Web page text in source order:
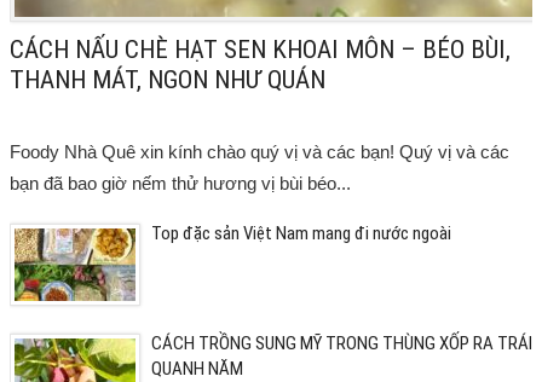
CÁCH NẤU CHÈ HẠT SEN KHOAI MÔN – BÉO BÙI,
THANH MÁT, NGON NHƯ QUÁN
Foody Nhà Quê xin kính chào quý vị và các bạn! Quý vị và các
bạn đã bao giờ nếm thử hương vị bùi béo...
Top đặc sản Việt Nam mang đi nước ngoài
CÁCH TRỒNG SUNG MỸ TRONG THÙNG XỐP RA TRÁI
QUANH NĂM